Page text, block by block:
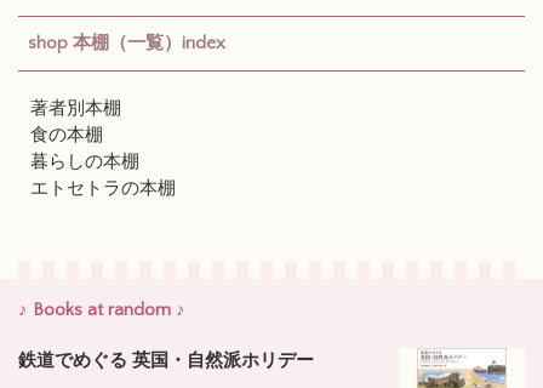
shop 本棚（一覧）index
著者別本棚
食の本棚
暮らしの本棚
エトセトラの本棚
♪ Books at random ♪
鉄道でめぐる 英国・自然派ホリデー